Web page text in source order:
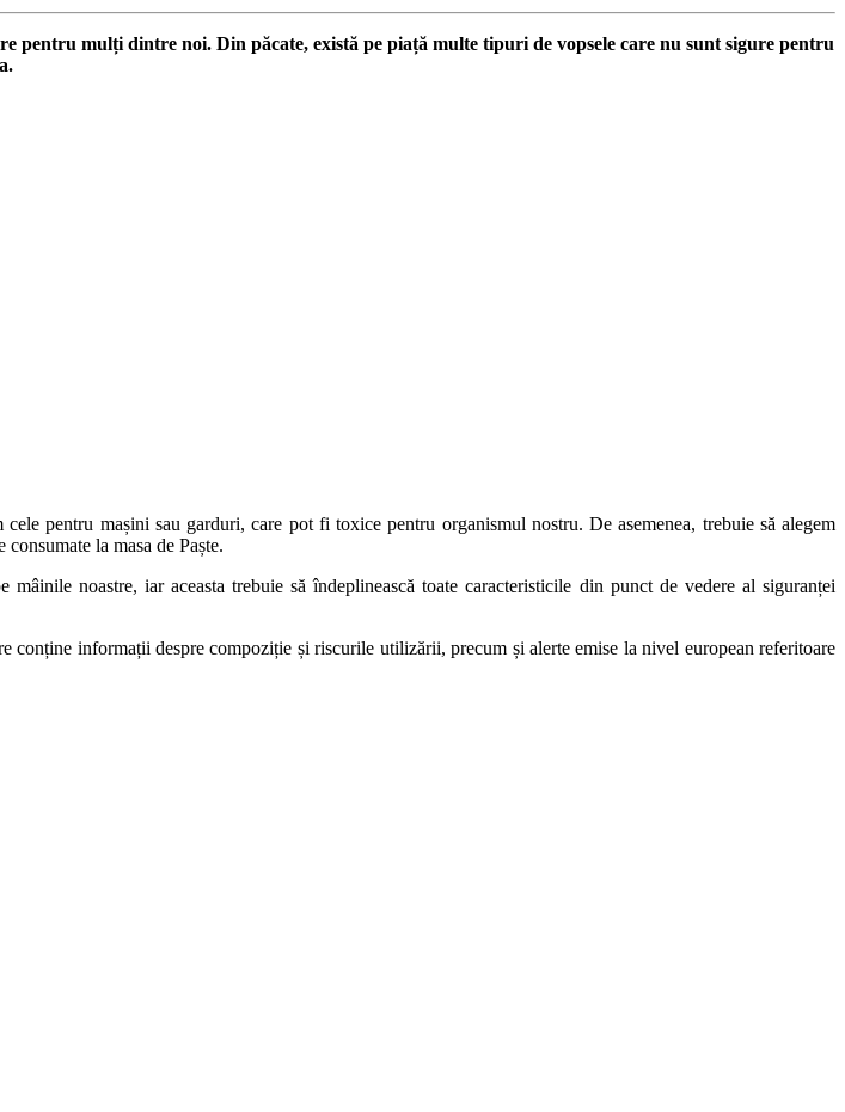
pentru mulți dintre noi. Din păcate, există pe piață multe tipuri de vopsele care nu sunt sigure pentru
pentru mașini sau garduri, care pot fi toxice pentru organismul nostru. De asemenea, trebuie să alegem
la masa de Paște.
noastre, iar aceasta trebuie să îndeplinească toate caracteristicile din punct de vedere al siguranței
informații despre compoziție și riscurile utilizării, precum și alerte emise la nivel european referitoare